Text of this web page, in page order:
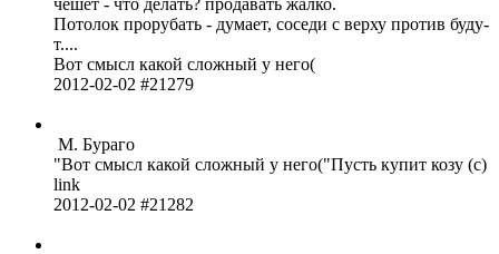
чешет - что делать? прод­авать жалко.
Потолок прор­убать - думает, соседи с верху против буду­
т....
Вот смысл какой сложный у него(
2012-02-02 #21279
М. Бураго
Вот смысл какой сложный у него( Пусть купит козу (с)
link
2012-02-02 #21282